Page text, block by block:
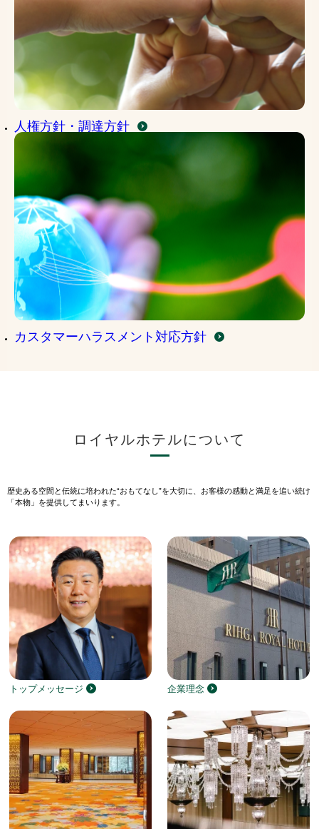
人権方針・調達方針
カスタマーハラスメント対応方針
ロイヤルホテルについて
歴史ある空間と伝統に培われた“おもてなし”を大切に、お客様の感動と満足を追い続け
「本物」を提供してまいります。
トップメッセージ 企業理念